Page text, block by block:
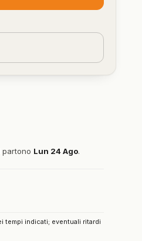
partono Lun 24 Ago.
tempi indicati; eventuali ritardi